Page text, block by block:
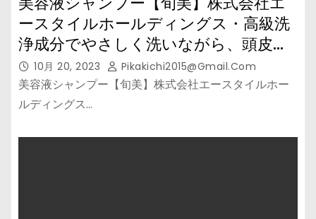
ースタイルホールディングス・高級洗
浄成分でやさしく洗いながら、頭皮と
髪を美しく】
10月 20, 2023 Pikakichi2015@gmail.com
美容液シャンプー【旬美】株式会社エースタイルホー
ルディングス…